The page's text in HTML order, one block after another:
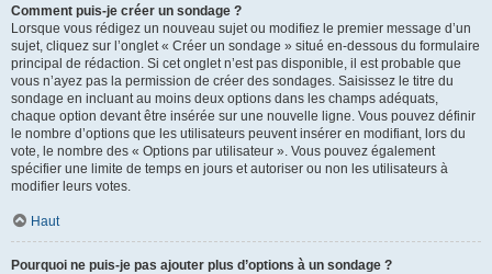
Comment puis-je créer un sondage ?
Lorsque vous rédigez un nouveau sujet ou modifiez le premier message d’un
sujet, cliquez sur l’onglet « Créer un sondage » situé en-dessous du formulaire
principal de rédaction. Si cet onglet n’est pas disponible, il est probable que
vous n’ayez pas la permission de créer des sondages. Saisissez le titre du
sondage en incluant au moins deux options dans les champs adéquats,
chaque option devant être insérée sur une nouvelle ligne. Vous pouvez définir
le nombre d’options que les utilisateurs peuvent insérer en modifiant, lors du
vote, le nombre des « Options par utilisateur ». Vous pouvez également
spécifier une limite de temps en jours et autoriser ou non les utilisateurs à
modifier leurs votes.
Haut
Pourquoi ne puis-je pas ajouter plus d’options à un sondage ?